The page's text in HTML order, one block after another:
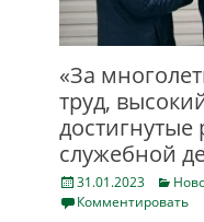
«За
труд,
достигнутые
служебной
Posted
on
31.01.2023
Комментировать